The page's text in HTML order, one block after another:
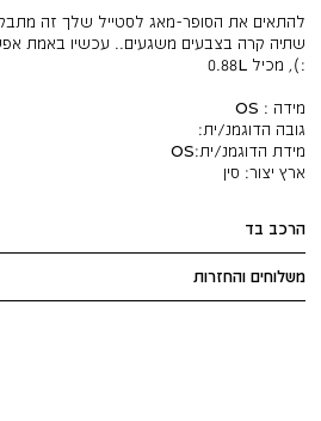
הרכב בד
משלוחים והחזרות
להתאים את הסופר-מאג לסטייל שלך זה
שתיה קרה בצבעים משגעים.. עכשיו באמת
:), מכיל 0.88L
מידה : OS
גובה הדוגמנ/ית:
OSמידת הדוגמנ/ית:
ארץ יצור: סין